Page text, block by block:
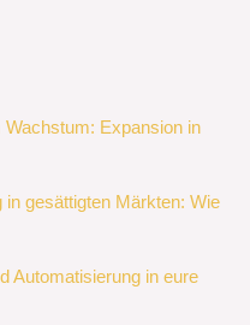
Expansion in
in gesättigten Märkten: Wie
Automatisierung in eure